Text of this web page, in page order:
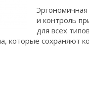
и контроль
для всех
которые сохраняют